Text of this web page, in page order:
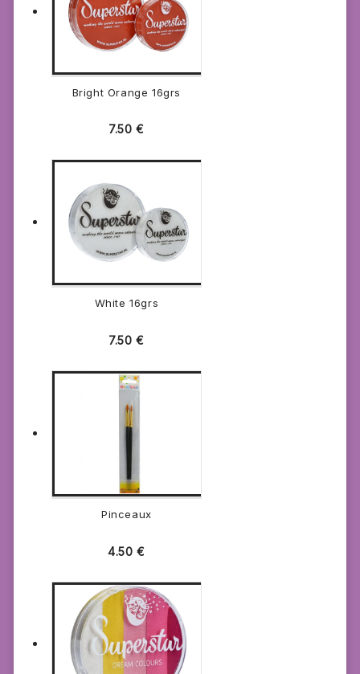
Bright Orange 16grs
7.50€
White 16grs
7.50€
Pinceaux
4.50€